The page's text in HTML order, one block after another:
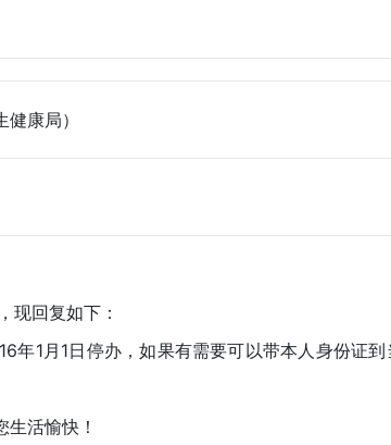
康局）
回复如下：
1月1日停办，如果有需要可以带本人身份证到
活愉快！